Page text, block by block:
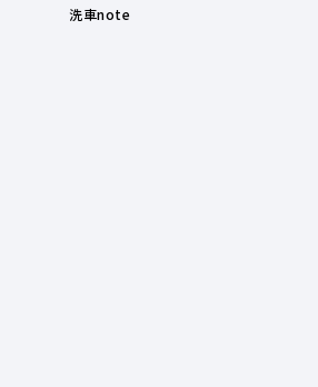
洗車note